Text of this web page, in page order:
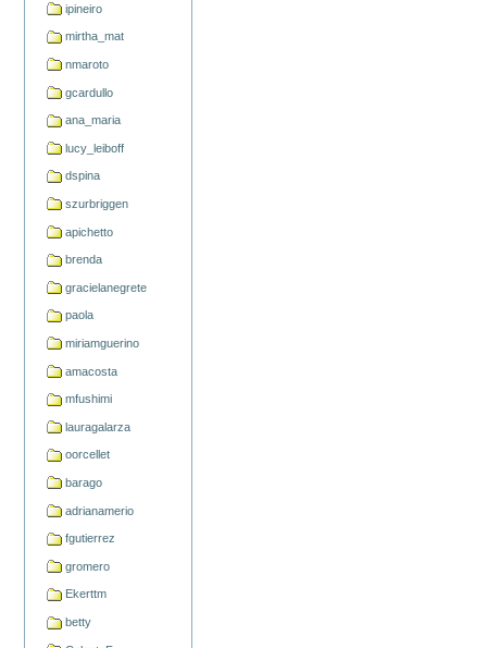
ipineiro
mirtha_mat
nmaroto
gcardullo
ana_maria
lucy_leiboff
dspina
szurbriggen
apichetto
brenda
gracielanegrete
paola
miriamguerino
amacosta
mfushimi
lauragalarza
oorcellet
barago
adrianamerio
fgutierrez
gromero
Ekerttm
betty